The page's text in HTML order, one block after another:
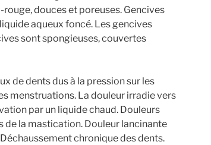
douces et poreuses. Gencives
aqueux foncé. Les gencives
sont spongieuses, couvertes
de dents dus à la pression sur les
menstruations. La douleur irradie vers
par un liquide chaud. Douleurs
de la mastication. Douleur lancinante
chronique des dents.